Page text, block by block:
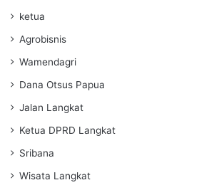
ketua
Agrobisnis
Wamendagri
Dana Otsus Papua
Jalan Langkat
Ketua DPRD Langkat
Sribana
Wisata Langkat